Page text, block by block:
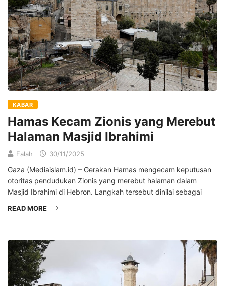
KABAR
Hamas Kecam Zionis yang Merebut
Halaman Masjid Ibrahimi
Falah 30/11/2025
Gaza (Mediaislam.id) – Gerakan Hamas mengecam keputusan
otoritas pendudukan Zionis yang merebut halaman dalam
Masjid Ibrahimi di Hebron. Langkah tersebut dinilai sebagai
READ MORE